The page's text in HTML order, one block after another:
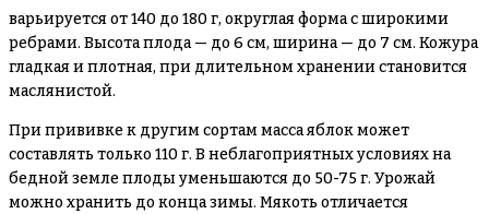
варьируется от 140 до 180 г, округлая форма с широкими
ребрами. Высота плода — до 6 см, ширина — до 7 см. Кожура
гладкая и плотная, при длительном хранении становится
маслянистой.
При прививке к другим сортам масса яблок может
составлять только 110 г. В неблагоприятных условиях на
бедной земле плоды уменьшаются до 50-75 г. Урожай
можно хранить до конца зимы. Мякоть отличается